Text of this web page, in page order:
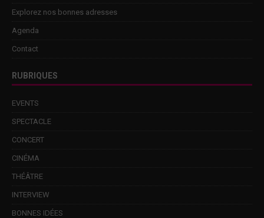
Explorez nos bonnes adresses
Agenda
Contact
RUBRIQUES
EVENTS
SPECTACLE
CONCERT
CINÉMA
THÉÂTRE
INTERVIEW
BONNES IDÉES